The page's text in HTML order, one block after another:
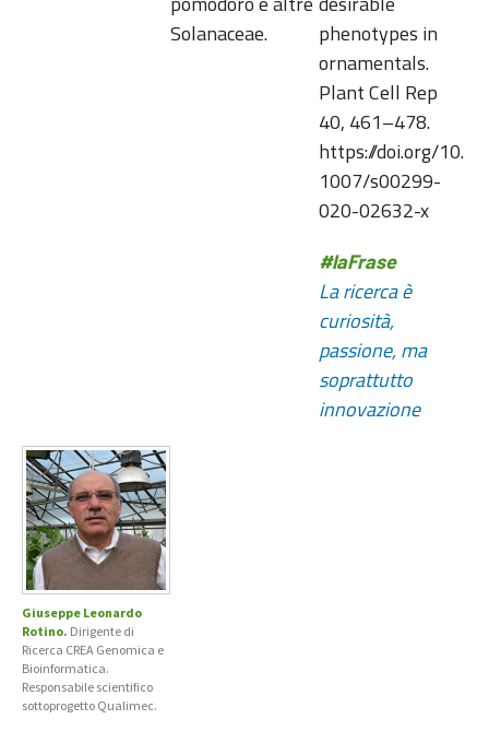
Solanaceae.
phenotypes in
ornamentals.
Plant Cell Rep
40, 461–478.
https://doi.org/10.
1007/s00299-
020-02632-x
#laFrase
La ricerca è
curiosità,
passione, ma
soprattutto
innovazione
Giuseppe Leonardo
Rotino. Dirigente di
Ricerca CREA Genomica e
Bioinformatica.
Responsabile scientifico
sottoprogetto Qualimec.